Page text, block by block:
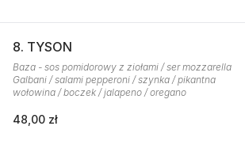
8. TYSON
Baza - sos pomidorowy z ziołami / ser mozzarella
Galbani / salami pepperoni / szynka / pikantna
wołowina / boczek / jalapeno / oregano
48,00 zł